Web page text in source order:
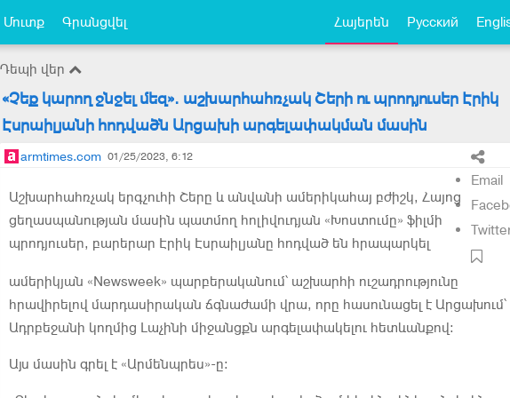
Մուտք Գրանցվել Հայերեն Русский
Դեպի վեր
«Չեք կարող ջնջել մեզ». աշխարհահռչակ Շերի ու պրոդյուսեր Էրիկ
Էսրաիլյանի հոդվածն Արցախի արգելափակման մասին
armtimes.com 01/25/2023, 6:12
Email
Աշխարհահռչակ երգչուհի Շերը և անվանի ամերիկահայ բժիշկ, Հայոց
ցեղասպանության մասին պատմող հոլիվուդյան «Խոստումը» ֆիլմի
պրոդյուսեր, բարերար Էրիկ Էսրաիլյանը հոդված են հրապարկել
ամերիկյան «Newsweek» պարբերականում՝ աշխարհի ուշադրությունը
հրավիրելով մարդասիրական ճգնաժամի վրա, որը հասունացել է Արցախում՝
Ադրբեջանի կողմից Լաչինի միջանցքն արգելափակելու հետևանքով։
Այս մասին գրել է «Արմենպրես»-ը։